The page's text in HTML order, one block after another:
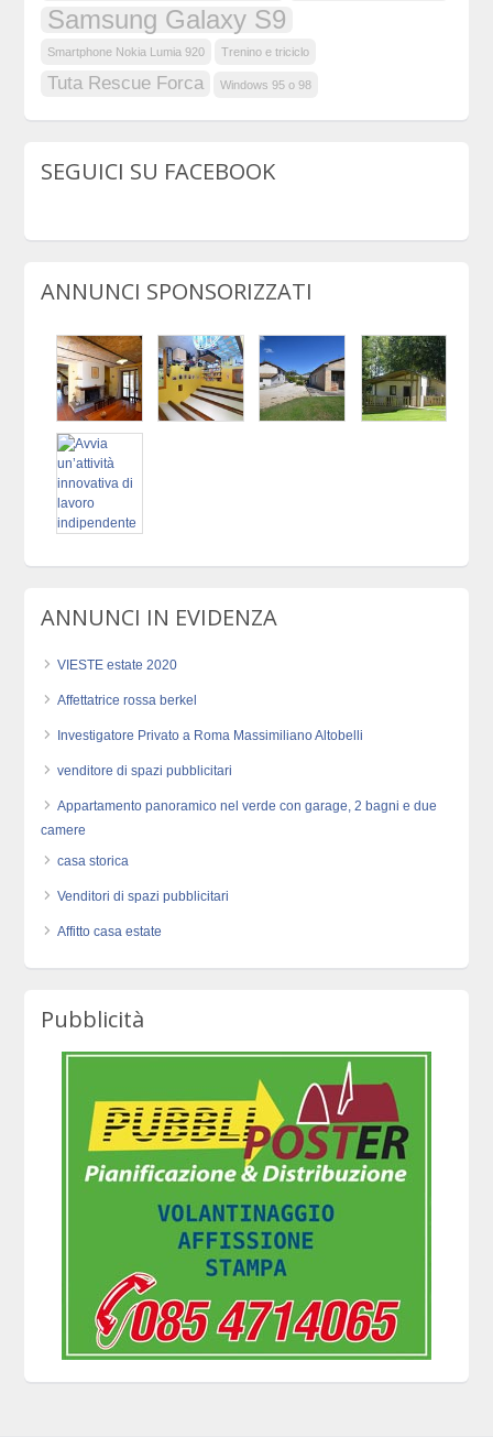
Samsung Galaxy S9
Smartphone Nokia Lumia 920 Trenino e triciclo
Tuta Rescue Forca Windows 95 o 98
SEGUICI SU FACEBOOK
ANNUNCI SPONSORIZZATI
ANNUNCI IN EVIDENZA
VIESTE estate 2020
Affettatrice rossa berkel
Investigatore Privato a Roma Massimiliano Altobelli
venditore di spazi pubblicitari
Appartamento panoramico nel verde con garage, 2 bagni e due
camere
casa storica
Venditori di spazi pubblicitari
Affitto casa estate
Pubblicità